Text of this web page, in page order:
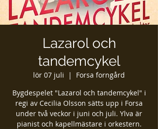
Lazarol och
tandemcykel
lör 07 juli
  |
Forsa forngård
Bygdespelet "Lazarol och tandemcykel" i
regi av Cecilia Olsson sätts upp i Forsa
under två veckor i juni och juli. Ylva är
pianist och kapellmästare i orkestern.